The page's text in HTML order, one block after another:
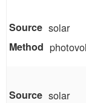
solar
solar